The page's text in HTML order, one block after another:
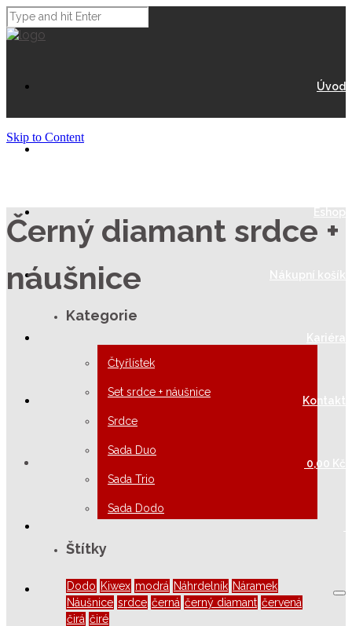
Úvod
Eshop
Nákupní košík
Kariéra
Kontakt
0,00 Kč
Skip to Content
Černý diamant srdce +
náušnice
Kategorie
Čtyřlístek
Set srdce + náušnice
Srdce
Sada Duo
Sada Trio
Sada Dodo
Štítky
Dodo Kiwex modrá Náhrdelník Náramek
Náušnice srdce černá černý diamant červená
čirá čiré